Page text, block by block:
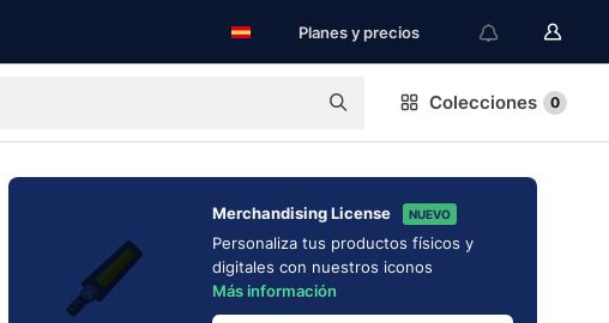
Planes y precios
Colecciones 0
Merchandising License NUEVO
Personaliza tus productos físicos y
digitales con nuestros iconos
Más información